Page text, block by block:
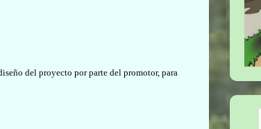
del proyecto por parte del promotor, para